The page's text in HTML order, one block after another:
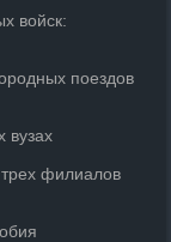
войск:
поездов
вузах
филиалов